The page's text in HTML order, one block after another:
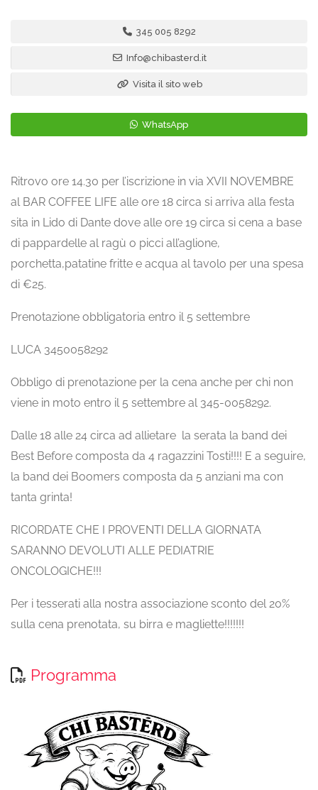
345 005 8292
Info@chibasterd.it
Visita il sito web
WhatsApp
Ritrovo ore 14.30 per l’iscrizione in via XVII NOVEMBRE
al BAR COFFEE LIFE alle ore 18 circa si arriva alla festa
sita in Lido di Dante dove alle ore 19 circa si cena a base
di pappardelle al ragù o picci all’aglione,
porchetta,patatine fritte e acqua al tavolo per una spesa
di €25.
Prenotazione obbligatoria entro il 5 settembre
LUCA 3450058292
Obbligo di prenotazione per la cena anche per chi non
viene in moto entro il 5 settembre al 345-0058292.
Dalle 18 alle 24 circa ad allietare la serata la band dei
Best Before composta da 4 ragazzini Tosti!!!! E a seguire,
la band dei Boomers composta da 5 anziani ma con
tanta grinta!
RICORDATE CHE I PROVENTI DELLA GIORNATA
SARANNO DEVOLUTI ALLE PEDIATRIE
ONCOLOGICHE!!!
Per i tesserati alla nostra associazione sconto del 20%
sulla cena prenotata, su birra e magliette!!!!!!!
Programma